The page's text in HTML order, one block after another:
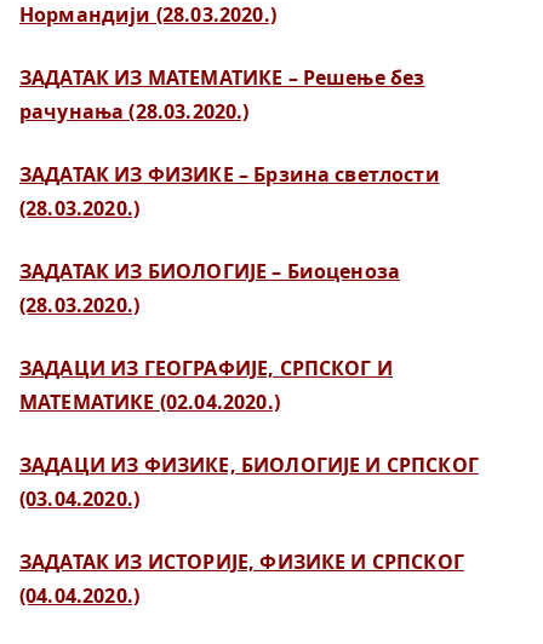
Нормандији (28.03.2020.)
ЗАДАТАК ИЗ МАТЕМАТИКЕ – Решење без
рачунања (28.03.2020.)
ЗАДАТАК ИЗ ФИЗИКЕ – Брзина светлости
(28.03.2020.)
ЗАДАТАК ИЗ БИОЛОГИЈЕ – Биоценоза
(28.03.2020.)
ЗАДАЦИ ИЗ ГЕОГРАФИЈЕ, СРПСКОГ И
МАТЕМАТИКЕ (02.04.2020.)
ЗАДАЦИ ИЗ ФИЗИКЕ, БИОЛОГИЈЕ И СРПСКОГ
(03.04.2020.)
ЗАДАТАК ИЗ ИСТОРИЈЕ, ФИЗИКЕ И СРПСКОГ
(04.04.2020.)